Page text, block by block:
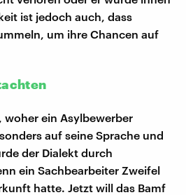
ist jedoch auch, dass
um ihre Chancen auf
woher ein Asylbewerber
auf seine Sprache und
der Dialekt durch
ein Sachbearbeiter Zweifel
hatte. Jetzt will das Bamf